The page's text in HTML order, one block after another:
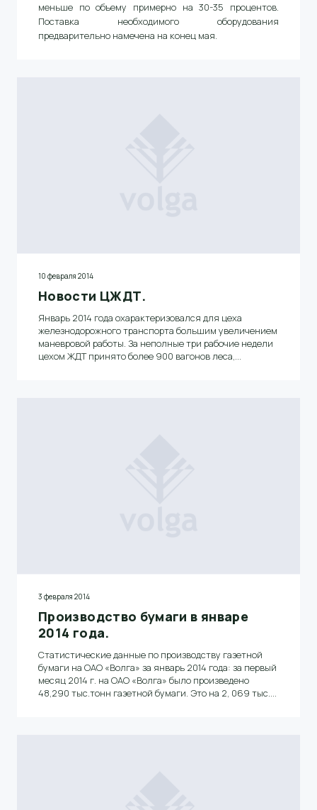
меньше по объему примерно на 30-35 процентов.
Поставка необходимого оборудования
предварительно намечена на конец мая.
10 февраля 2014
Новости ЦЖДТ.
Январь 2014 года охарактеризовался для цеха
железнодорожного транспорта большим увеличением
маневровой работы. За неполные три рабочие недели
цехом ЖДТ принято более 900 вагонов леса,
3 февраля 2014
Производство бумаги в январе
2014 года.
Статистические данные по производству газетной
бумаги на ОАО «Волга» за январь 2014 года: за первый
месяц 2014 г. на ОАО «Волга» было произведено
48,290 тыс.тонн газетной бумаги. Это на 2, 069 тыс.